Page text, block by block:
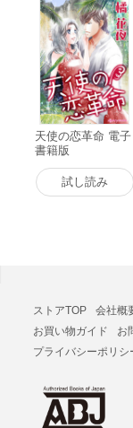
天使の恋革命 電子
書籍版
試し読み
ストアTOP 会社概
お買い物ガイド
お
プライバシーポリシ